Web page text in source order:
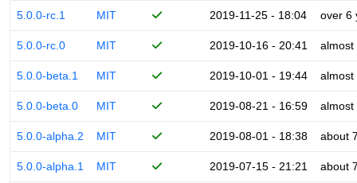
5.0.0-rc.1 MIT 2019-11-25 - 18:04 over 6
5.0.0-rc.0 MIT 2019-10-16 - 20:41 almost
5.0.0-beta.1 MIT 2019-10-01 - 19:44 almost
5.0.0-beta.0 MIT 2019-08-21 - 16:59 almost
5.0.0-alpha.2 MIT 2019-08-01 - 18:38 about
5.0.0-alpha.1 MIT 2019-07-15 - 21:21 about